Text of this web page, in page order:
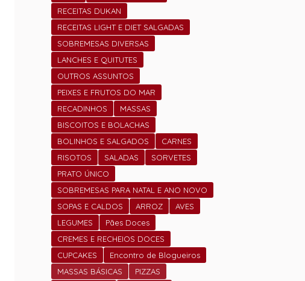
RECEITAS DUKAN
RECEITAS LIGHT E DIET SALGADAS
SOBREMESAS DIVERSAS
LANCHES E QUITUTES
OUTROS ASSUNTOS
PEIXES E FRUTOS DO MAR
RECADINHOS
MASSAS
BISCOITOS E BOLACHAS
BOLINHOS E SALGADOS
CARNES
RISOTOS
SALADAS
SORVETES
PRATO ÚNICO
SOBREMESAS PARA NATAL E ANO NOVO
SOPAS E CALDOS
ARROZ
AVES
LEGUMES
Pães Doces
CREMES E RECHEIOS DOCES
CUPCAKES
Encontro de Blogueiros
MASSAS BÁSICAS
PIZZAS